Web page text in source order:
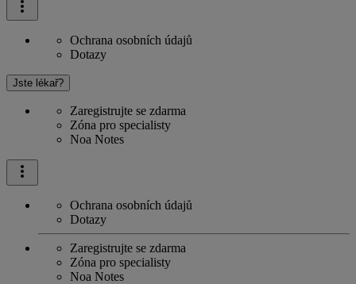
Ochrana osobních údajů
Dotazy
Jste lékař?
Zaregistrujte se zdarma
Zóna pro specialisty
Noa Notes
Ochrana osobních údajů
Dotazy
Zaregistrujte se zdarma
Zóna pro specialisty
Noa Notes